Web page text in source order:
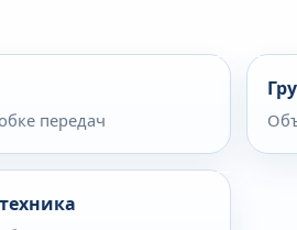
передач